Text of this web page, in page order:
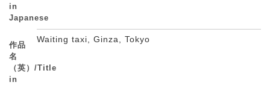
in
Japanese
作品
名
（英）/Title
in
Waiting taxi, Ginza, Tokyo